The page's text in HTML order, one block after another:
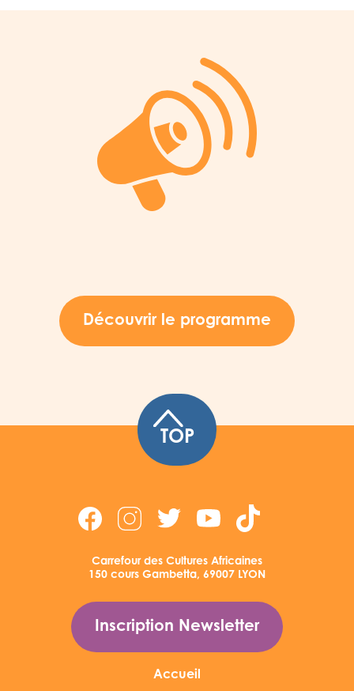
Découvrir le programme
TOP
Carrefour des Cultures Africaines
150 cours Gambetta, 69007 LYON
Inscription Newsletter
Accueil